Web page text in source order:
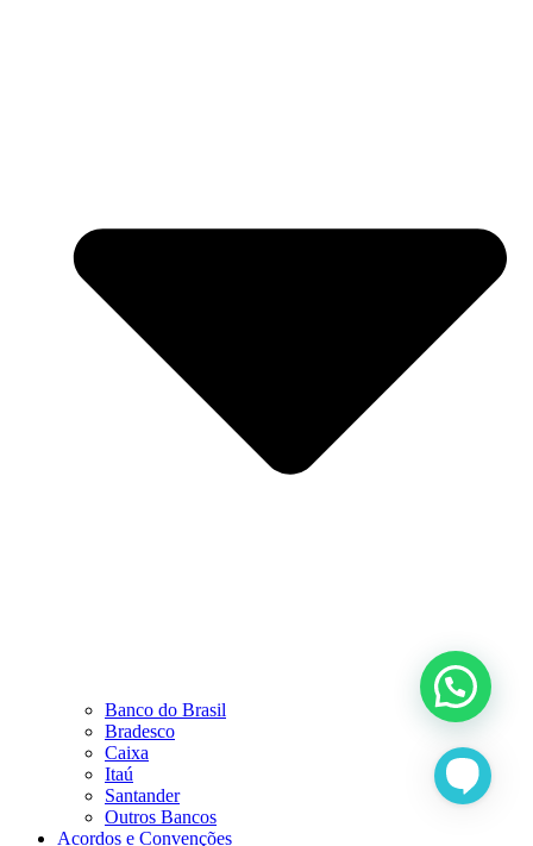
Banco do Brasil
Bradesco
Caixa
Itaú
Santander
Outros Bancos
Acordos e Convenções